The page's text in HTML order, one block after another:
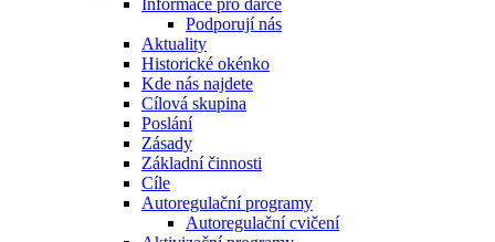
Podporují nás
Aktuality
Historické okénko
Kde nás najdete
Cílová skupina
Poslání
Zásady
Základní činnosti
Cíle
Autoregulační programy
Autoregulační cvičení